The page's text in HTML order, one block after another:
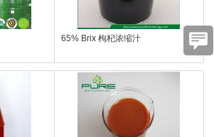
65% Brix 枸杞浓缩汁